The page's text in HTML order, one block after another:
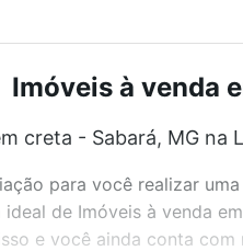
Imóveis à venda
creta - Sabará, MG na
para você realizar
de Imóveis à venda
e você ainda conta